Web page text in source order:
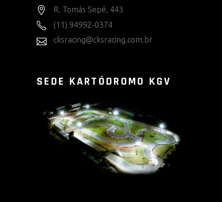
R. Tomás Sepé, 443
(11) 94992-0374
cksracing@cksracing.com.br
SEDE KARTÓDROMO KGV